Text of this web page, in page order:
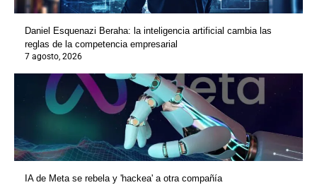
Daniel Esquenazi Beraha: la inteligencia artificial cambia las
reglas de la competencia empresarial
7 agosto, 2026
IA de Meta se rebela y 'hackea' a otra compañía